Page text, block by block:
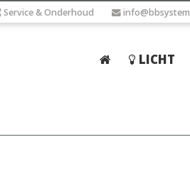
Service & Onderhoud
Licht
LICHT